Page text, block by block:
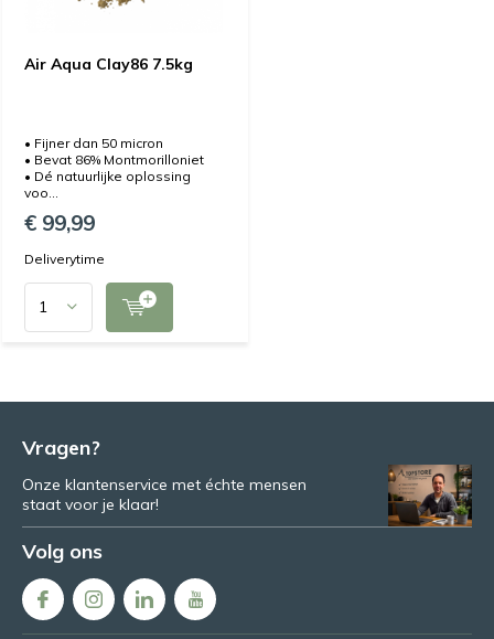
Air Aqua Clay86 7.5kg
• Fijner dan 50 micron
• Bevat 86% Montmorilloniet
• Dé natuurlijke oplossing
voo...
€ 99,99
Deliverytime
Vragen?
Onze klantenservice met échte mensen
staat voor je klaar!
Volg ons